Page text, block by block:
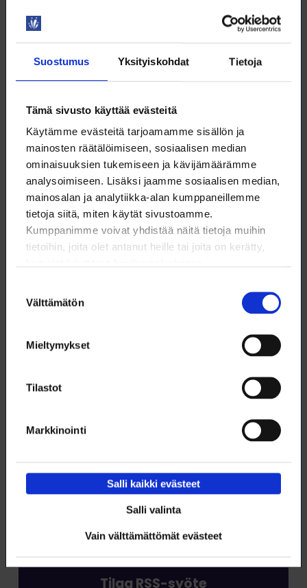
Suostumus Yksityiskohdat Tietoja
Tämä sivusto käyttää evästeitä
Käytämme evästeitä tarjoamamme sisällön ja
mainosten räätälöimiseen, sosiaalisen median
ominaisuuksien tukemiseen ja kävijämäärämme
analysoimiseen. Lisäksi jaamme sosiaalisen median,
mainosalan ja analytiikka-alan kumppaneillemme
tietoja siitä, miten käytät sivustoamme.
Kumppanimme voivat yhdistää näitä tietoja muihin
tietoihin, joita olet antanut heille tai joita on kerätty,
valinta
Välttämätön
Mieltymykset
Tilastot
Markkinointi
Salli kaikki evästeet
Salli valinta
Vain välttämättömät evästeet
maaliskuuta.
Tietoa yliopistojen työehtosopimuksesta löydät
-sivuilta.
Maija Holma
Neuvottelupäällikkö
09 6226 8543
maija.holma@loimu.fi
Tilaa RSS-syöte